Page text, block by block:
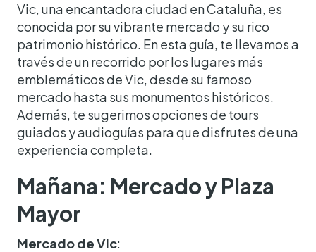
Vic, una encantadora ciudad en Cataluña, es
conocida por su vibrante mercado y su rico
patrimonio histórico. En esta guía, te llevamos a
través de un recorrido por los lugares más
emblemáticos de Vic, desde su famoso
mercado hasta sus monumentos históricos.
Además, te sugerimos opciones de tours
guiados y audioguías para que disfrutes de una
experiencia completa.
Mañana: Mercado y Plaza
Mayor
Mercado de Vic: